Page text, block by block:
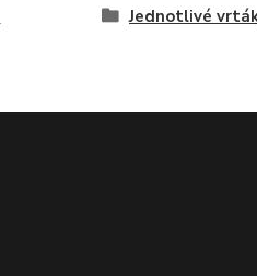
Jednotlivé